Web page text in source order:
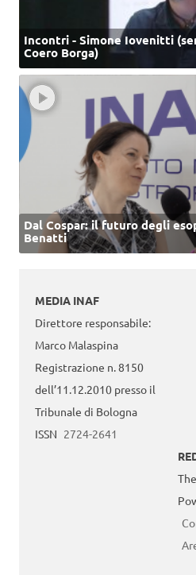
Incontri - Simone Iovenitti
Coero Borga)
Dal Cospar: il futuro degli
Benatti
MEDIA INAF
Direttore responsabile:
Marco Malaspina
Registrazione n. 8150
dell’11.12.2010 presso il
Tribunale di Bologna
ISSN 2724-2641